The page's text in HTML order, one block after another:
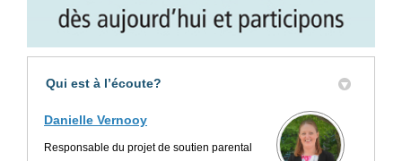
Qui est à l’écoute?
Danielle Vernooy
Responsable du projet de soutien parental